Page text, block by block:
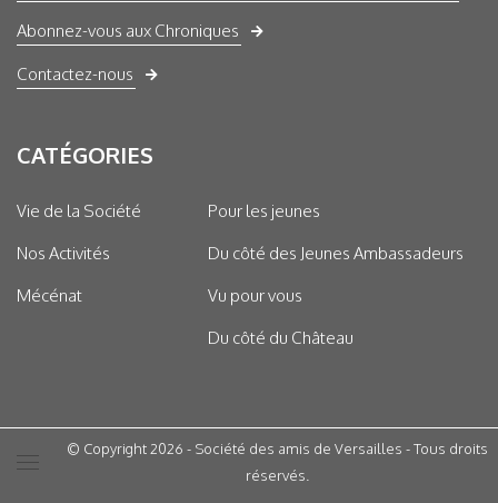
Abonnez-vous aux Chroniques
Contactez-nous
CATÉGORIES
Vie de la Société
Nos Activités
Mécénat
Pour les jeunes
Du côté des Jeunes Ambassadeurs
Vu pour vous
Du côté du Château
© Copyright 2026 - Société des amis de Versailles - Tous droits
réservés.